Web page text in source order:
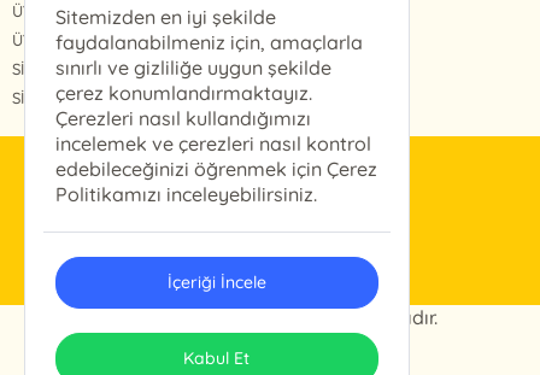
ÜYE OL
ÜYE GİRİŞ
SİPARİŞLERİM
SİPARİŞ TAKİP
info@arkabahce.com.tr
(0212) 327 46 13
© 2024 Arkabahçe. Her hakkı saklıdır.
Tasarım & Uygulama
Sitemizden en iyi şekilde
faydalanabilmeniz için, amaçlarla
sınırlı ve gizliliğe uygun şekilde
çerez konumlandırmaktayız.
Çerezleri nasıl kullandığımızı
incelemek ve çerezleri nasıl kontrol
edebileceğinizi öğrenmek için Çerez
Politikamızı inceleyebilirsiniz.
İçeriği İncele
Kabul Et